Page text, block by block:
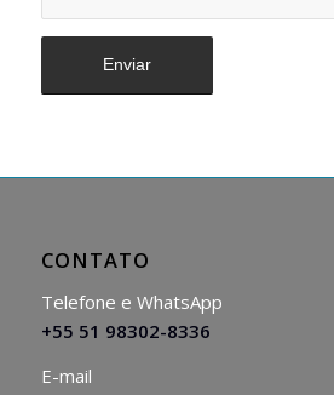
CONTATO
Telefone e WhatsApp
+55 51 98302-8336
E-mail